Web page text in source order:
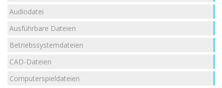
Audiodatei
Ausführbare Dateien
Betriebssystemdateien
CAD-Dateien
Computerspieldateien